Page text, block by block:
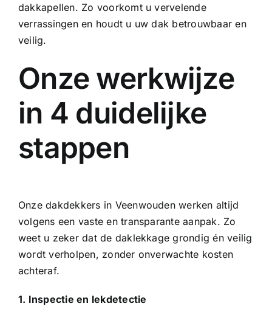
dakkapellen. Zo voorkomt u vervelende
verrassingen en houdt u uw dak betrouwbaar en
veilig.
Onze werkwijze
in 4 duidelijke
stappen
Onze dakdekkers in Veenwouden werken altijd
volgens een vaste en transparante aanpak. Zo
weet u zeker dat de daklekkage grondig én veilig
wordt verholpen, zonder onverwachte kosten
achteraf.
1. Inspectie en lekdetectie